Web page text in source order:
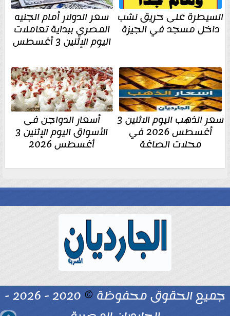
السيطرة على حريق نشب
داخل مسجد في الجيزة
سعر الدولار أمام الجنيه
المصري ببداية تعاملات
اليوم الإثنين 3 أغسطس
سعر الذهب اليوم الاثنين 3
أغسطس 2026 في
محلات الصاغة
أسعار الدواجن فى
الأسواق اليوم الإثنين 3
أغسطس 2026
جميع الحقوق محفوظة ©
2020 - 2026 -